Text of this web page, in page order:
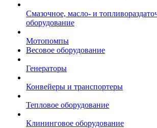
Смазочное, масло- и
оборудование
Мотопомпы
Весовое оборудование
Генераторы
Конвейеры и транспортеры
Тепловое оборудование
Клининговое оборудование